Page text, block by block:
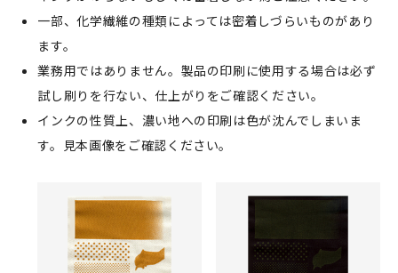
一部、化学繊維の種類によっては密着しづらいものがあり
ます。
業務用ではありません。製品の印刷に使用する場合は必ず
試し刷りを行ない、仕上がりをご確認ください。
インクの性質上、濃い地への印刷は色が沈んでしまいま
す。見本画像をご確認ください。